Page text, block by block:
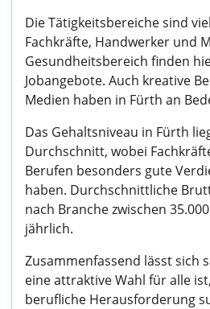
Die Tätigkeitsbereiche sind
Fachkräfte, Handwerker und
Gesundheitsbereich finden
Jobangebote. Auch kreative
Medien haben in Fürth an
Das Gehaltsniveau in Fürth
Durchschnitt, wobei
Berufen besonders gute
haben. Durchschnittliche
nach Branche zwischen
jährlich.
Zusammenfassend lässt sich
eine attraktive Wahl für alle
berufliche Herausforderung